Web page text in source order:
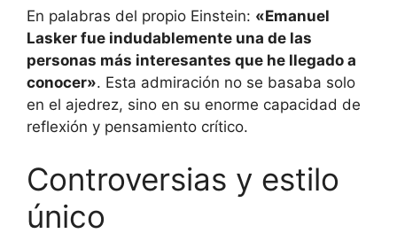
En palabras del propio Einstein: «Emanuel
Lasker fue indudablemente una de las
personas más interesantes que he llegado a
conocer». Esta admiración no se basaba solo
en el ajedrez, sino en su enorme capacidad de
reflexión y pensamiento crítico.
Controversias y estilo
único